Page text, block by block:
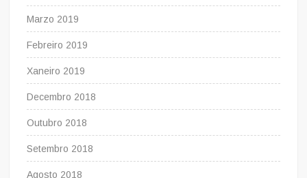
Marzo 2019
Febreiro 2019
Xaneiro 2019
Decembro 2018
Outubro 2018
Setembro 2018
Agosto 2018